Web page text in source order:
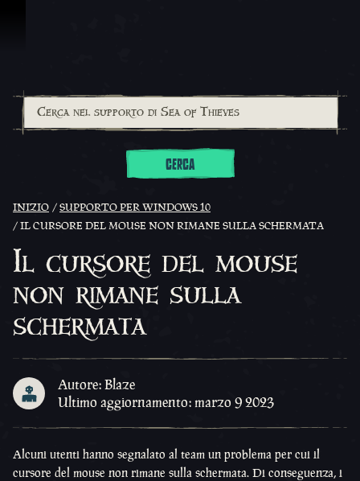
CERCA
INIZIO
SUPPORTO PER WINDOWS 10
IL CURSORE DEL MOUSE NON RIMANE SULLA SCHERMATA
Il cursore del mouse
non rimane sulla
schermata
Autore: Blaze
Ultimo aggiornamento: marzo 9 2023
Alcuni utenti hanno segnalato al team un problema per cui il
cursore del mouse non rimane sulla schermata. Di conseguenza, i